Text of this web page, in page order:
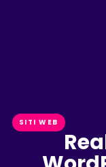
SITI WEB